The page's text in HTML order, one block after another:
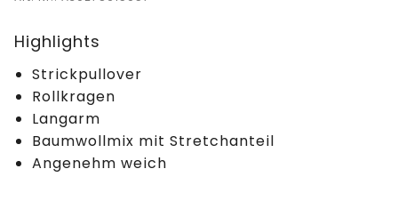
Highlights
Strickpullover
Rollkragen
Langarm
Baumwollmix mit Stretchanteil
Angenehm weich